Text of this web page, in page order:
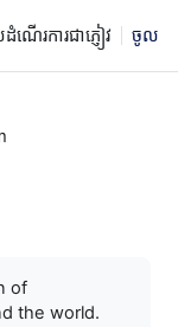
ណើរការជាភ្ញៀវ ចូល
of
the world.